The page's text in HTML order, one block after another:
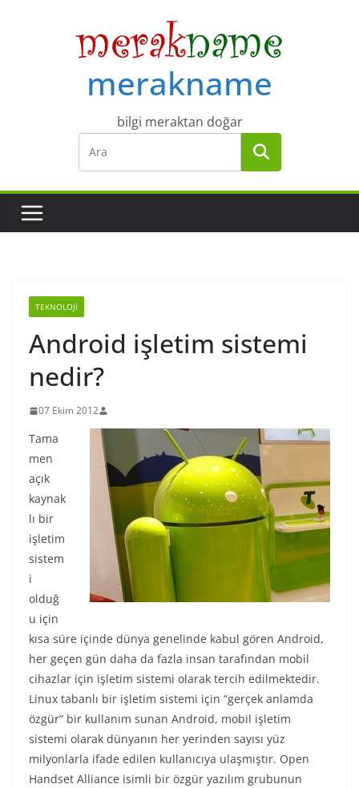
merakname
bilgi meraktan doğar
TEKNOLOJI
Android işletim sistemi
nedir?
07 Ekim 2012
Tama
men
açık
kaynak
lı bir
işletim
sistem
i
olduğ
u için
kısa süre içinde dünya genelinde kabul gören Android,
her geçen gün daha da fazla insan tarafından mobil
cihazlar için işletim sistemi olarak tercih edilmektedir.
Linux tabanlı bir işletim sistemi için “gerçek anlamda
özgür” bir kullanım sunan Android, mobil işletim
sistemi olarak dünyanın her yerinden sayısı yüz
milyonlarla ifade edilen kullanıcıya ulaşmıştır. Open
Handset Alliance isimli bir özgür yazılım grubunun